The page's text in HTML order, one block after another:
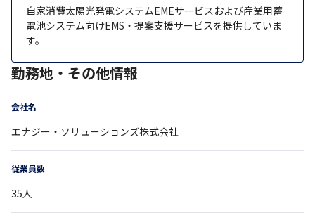
自家消費太陽光発電システムEMEサービスおよび産業用蓄
電池システム向けEMS・提案支援サービスを提供していま
す。
勤務地・その他情報
会社名
エナジー・ソリューションズ株式会社
従業員数
35人